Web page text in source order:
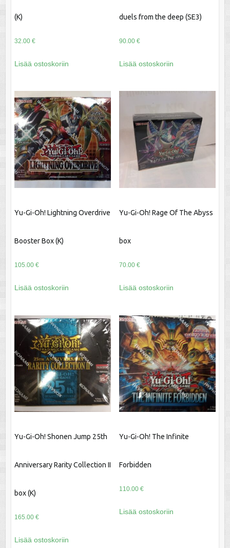
(K)
32.00 €
Lisää ostoskoriin
duels from the deep (SE3)
90.00 €
Lisää ostoskoriin
Yu-Gi-Oh! Lightning Overdrive
Booster Box (K)
105.00 €
Lisää ostoskoriin
Yu-Gi-Oh! Rage Of The Abyss
box
70.00 €
Lisää ostoskoriin
Yu-Gi-Oh! Shonen Jump 25th
Anniversary Rarity Collection II
box (K)
165.00 €
Lisää ostoskoriin
Yu-Gi-Oh! The Infinite
Forbidden
110.00 €
Lisää ostoskoriin